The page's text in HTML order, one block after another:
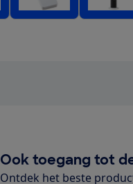
Ook toegang tot
Ontdek het beste